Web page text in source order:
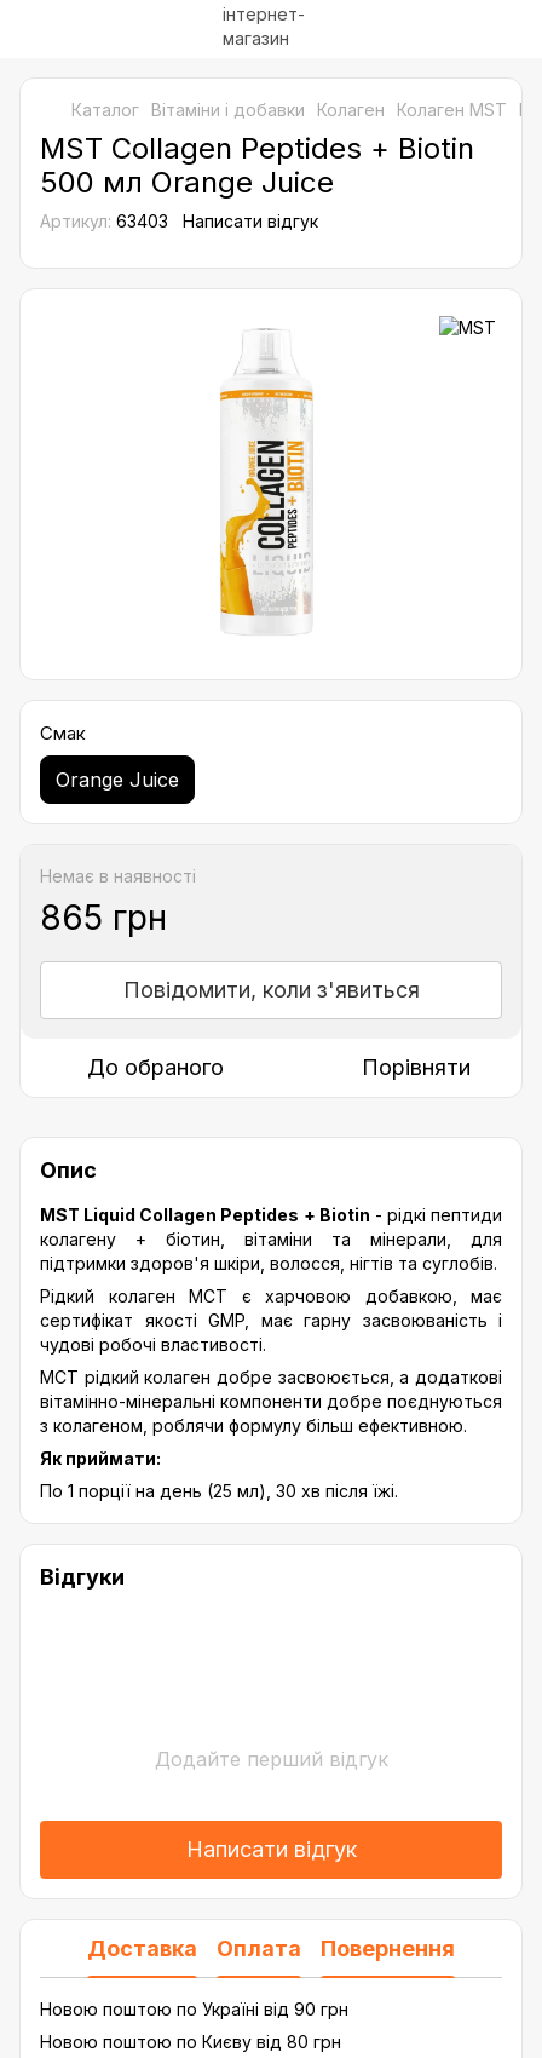
Каталог Bітаміни і добавки Колаген Колаген MST
MST Collagen ​Peptides + Biotin
500 мл​ Orange Juice
Артикул: 63403 Написати відгук
Смак
Orange Juice
Немає в наявності
865 грн
Повідомити, коли з'явиться
До обраного Порівняти
Опис
MST Liquid Collagen Peptides + Biotin - рідкі пептиди
колагену + біотин, вітаміни та мінерали, для
підтримки здоров'я шкіри, волосся, нігтів та суглобів.
Рідкий колаген МСТ є харчовою добавкою, має
сертифікат якості GMP, має гарну засвоюваність і
чудові робочі властивості.
МСТ рідкий колаген добре засвоюється, а додаткові
вітамінно-мінеральні компоненти добре поєднуються
з колагеном, роблячи формулу більш ефективною.
Як приймати:
По 1 порції на день (25 мл), 30 хв після їжі.
Відгуки
Додайте перший відгук
Написати відгук
Доставка Оплата Повернення
Новою поштою по Україні від 90 грн
Новою поштою по Києву від 80 грн